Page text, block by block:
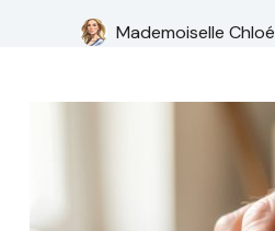
Mademoiselle Chloé